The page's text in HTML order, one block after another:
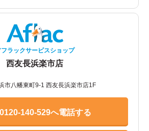
フラックサービスショップ
西友長浜楽市店
市八幡東町9-1 西友長浜楽市店1F
0120-140-529へ電話する